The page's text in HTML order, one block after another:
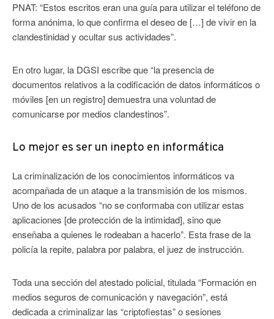
PNAT: “Estos escritos eran una guía para utilizar el teléfono de
forma anónima, lo que confirma el deseo de […] de vivir en la
clandestinidad y ocultar sus actividades”.
En otro lugar, la DGSI escribe que “la presencia de
documentos relativos a la codificación de datos informáticos o
móviles [en un registro] demuestra una voluntad de
comunicarse por medios clandestinos”.
Lo mejor es ser un inepto en informática
La criminalización de los conocimientos informáticos va
acompañada de un ataque a la transmisión de los mismos.
Uno de los acusados “no se conformaba con utilizar estas
aplicaciones [de protección de la intimidad], sino que
enseñaba a quienes le rodeaban a hacerlo”. Esta frase de la
policía la repite, palabra por palabra, el juez de instrucción.
Toda una sección del atestado policial, titulada “Formación en
medios seguros de comunicación y navegación”, está
dedicada a criminalizar las “criptofiestas” o sesiones